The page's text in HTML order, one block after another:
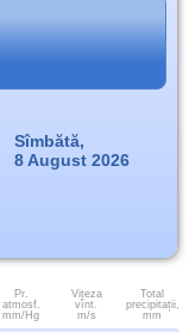
Sîmbătă,
8 August 2026
Pr.
atmosf.
mm/Hg
Viteza
vînt.
m/s
Total
precipitații,
mm